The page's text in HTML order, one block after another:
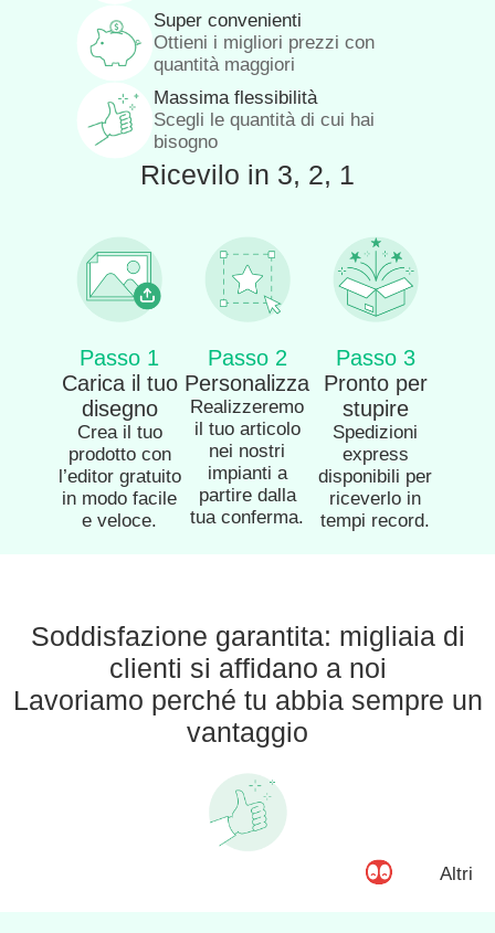
Super convenienti
Ottieni i migliori prezzi con
quantità maggiori
Massima flessibilità
Scegli le quantità di cui hai
bisogno
Ricevilo in 3, 2, 1
Passo 1
Carica il tuo
disegno
Crea il tuo
prodotto con
l’editor gratuito
in modo facile
e veloce.
Passo 2
Personalizza
Realizzeremo
il tuo articolo
nei nostri
impianti a
partire dalla
tua conferma.
Passo 3
Pronto per
stupire
Spedizioni
express
disponibili per
riceverlo in
tempi record.
Soddisfazione garantita: migliaia di
clienti si affidano a noi
Lavoriamo perché tu abbia sempre un
vantaggio
Altri